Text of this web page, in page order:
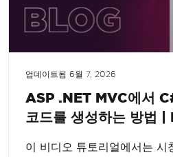
업데이트됨 6월 7, 2026
ASP .NET MVC에서
코드를 생성하는 방법
이 비디오 튜토리얼에서는 시